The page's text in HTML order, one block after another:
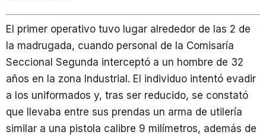
El primer operativo tuvo lugar alrededor de las 2 de
la madrugada, cuando personal de la Comisaría
Seccional Segunda interceptó a un hombre de 32
años en la zona Industrial. El individuo intentó evadir
a los uniformados y, tras ser reducido, se constató
que llevaba entre sus prendas un arma de utilería
similar a una pistola calibre 9 milímetros, además de